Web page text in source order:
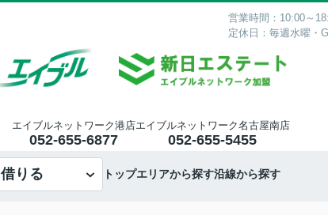
営業時間：10:00～
定休日：毎週水曜・
エイブルネットワーク港店
052-655-6877
エイブルネットワーク名古屋南店
052-655-5455
借りる トップエリアから探す沿線から探す